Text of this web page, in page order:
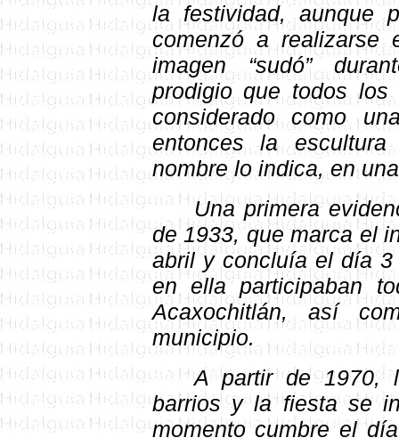
la festividad, aunque
comenzó a realizarse
imagen “sudó”
prodigio que todos los
considerado como
entonces la
nombre lo indica, en
Una primera
de 1933, que marca el
abril y concluía el día
en ella participaban
Acaxochitlán, así
municipio.
A partir de 1970,
barrios y la fiesta se
momento cumbre el